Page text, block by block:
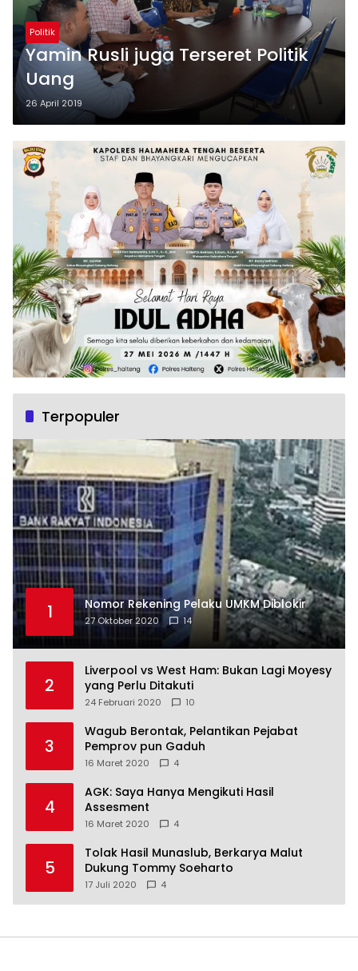
Politik
Yamin Rusli juga Terseret Politik
Uang
26 April 2019
Terpopuler
1 Nomor Rekening Pelaku UMKM Diblokir
27 Oktober 2020 14
2
Liverpool vs West Ham: Bukan Lagi Moyesy
yang Perlu Ditakuti
24 Februari 2020 10
3
Wagub Berontak, Pelantikan Pejabat
Pemprov pun Gaduh
16 Maret 2020 4
4
AGK: Saya Hanya Mengikuti Hasil
Assesment
16 Maret 2020 4
5
Tolak Hasil Munaslub, Berkarya Malut
Dukung Tommy Soeharto
17 Juli 2020 4